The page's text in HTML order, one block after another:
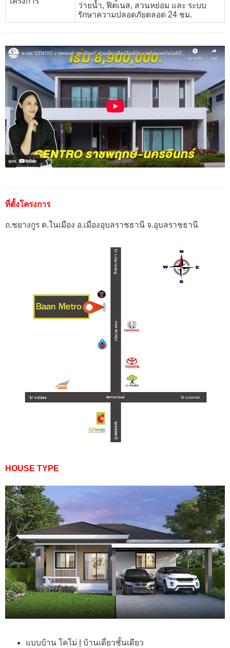
ว่ายน้ำ, ฟิตเนส, สวนหย่อม และ ระบบ
รักษาความปลอดภัยตลอด 24 ชม.
ที่ตั้งโครงการ
ถ.ชยางกูร ต.ในเมือง อ.เมืองอุบลราชธานี จ.อุบลราชธานี
HOUSE TYPE
แบบบ้าน โคโม่ | บ้านเดี่ยวชั้นเดียว